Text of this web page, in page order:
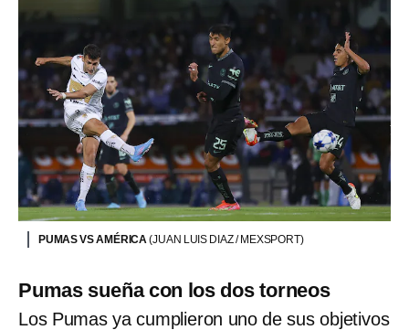
PUMAS VS AMÉRICA(JUAN LUIS DIAZ / MEXSPORT)
Pumas sueña con los dos torneos
Los Pumas ya cumplieron uno de sus objetivos